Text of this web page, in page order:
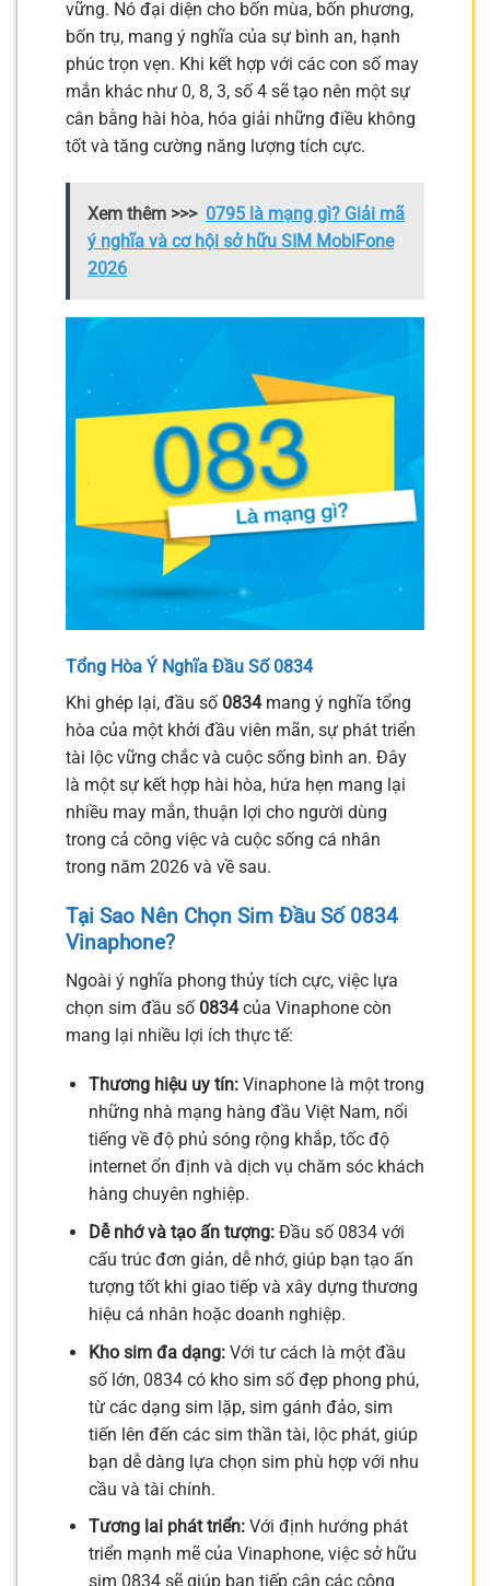
vững. Nó đại diện cho bốn mùa, bốn phương,
bốn trụ, mang ý nghĩa của sự bình an, hạnh
phúc trọn vẹn. Khi kết hợp với các con số may
mắn khác như 0, 8, 3, số 4 sẽ tạo nên một sự
cân bằng hài hòa, hóa giải những điều không
tốt và tăng cường năng lượng tích cực.
Xem thêm >>> 0795 là mạng gì? Giải mã
ý nghĩa và cơ hội sở hữu SIM MobiFone
2026
Tổng Hòa Ý Nghĩa Đầu Số 0834
Khi ghép lại, đầu số 0834mang ý nghĩa tổng
hòa của một khởi đầu viên mãn, sự phát triển
tài lộc vững chắc và cuộc sống bình an. Đây
là một sự kết hợp hài hòa, hứa hẹn mang lại
nhiều may mắn, thuận lợi cho người dùng
trong cả công việc và cuộc sống cá nhân
trong năm 2026 và về sau.
Tại Sao Nên Chọn Sim Đầu Số 0834
Vinaphone?
Ngoài ý nghĩa phong thủy tích cực, việc lựa
chọn sim đầu số 0834của Vinaphone còn
mang lại nhiều lợi ích thực tế:
Thương hiệu uy tín:Vinaphone là một trong
những nhà mạng hàng đầu Việt Nam, nổi
tiếng về độ phủ sóng rộng khắp, tốc độ
internet ổn định và dịch vụ chăm sóc khách
hàng chuyên nghiệp.
Dễ nhớ và tạo ấn tượng:Đầu số 0834 với
cấu trúc đơn giản, dễ nhớ, giúp bạn tạo ấn
tượng tốt khi giao tiếp và xây dựng thương
hiệu cá nhân hoặc doanh nghiệp.
Kho sim đa dạng:Với tư cách là một đầu
số lớn, 0834 có kho sim số đẹp phong phú,
từ các dạng sim lặp, sim gánh đảo, sim
tiến lên đến các sim thần tài, lộc phát, giúp
bạn dễ dàng lựa chọn sim phù hợp với nhu
cầu và tài chính.
Tương lai phát triển:Với định hướng phát
triển mạnh mẽ của Vinaphone, việc sở hữu
sim 0834 sẽ giúp bạn tiếp cận các công